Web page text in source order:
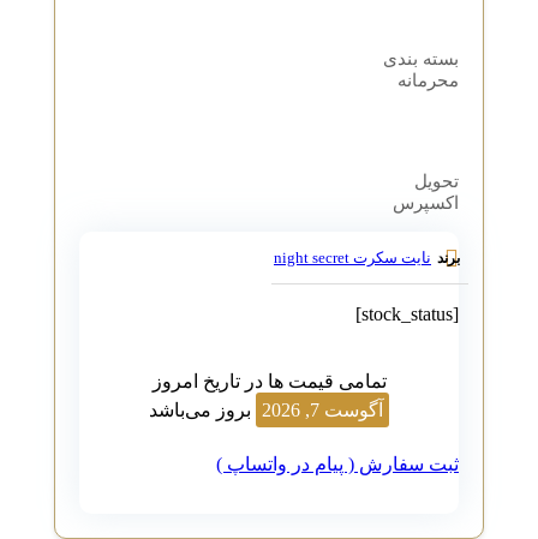
بسته بندی
محرمانه
تحویل
اکسپرس
نایت سکرت night secret
تمامی قیمت ها در تاریخ امروز
آگوست 7, 2026
بروز می‌باشد
ثبت سفارش ( پیام در واتساپ )